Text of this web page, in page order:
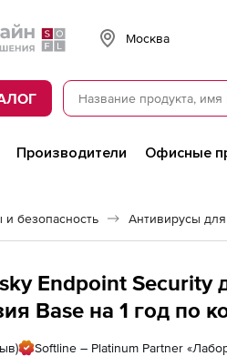
Москва
Производители Офисные
и безопасность Антивирусы
Endpoint
Base на 1 год по
Softline – Platinum Partner